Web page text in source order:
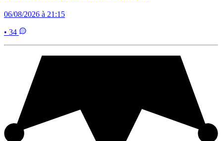
06/08/2026 à 21:15
• 34